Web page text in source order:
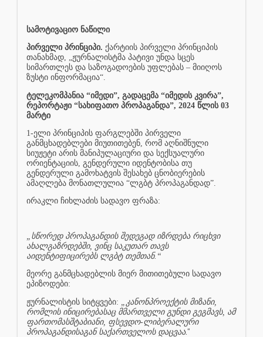
სამოტივაციო ნაწილი
პირველი პრინციპი. ქარტიის პირველი პრინციპის
თანახმად, „ჟურნალისტმა პატივი უნდა სცეს
სიმართლეს და საზოგადოების უფლებას – მიიღოს
ზუსტი ინფორმაცია“.
ტელეკომპანია “იმედი”, გადაცემა “იმედის კვირა”,
რეპორტაჟი “სახიფათო პროპაგანდა”, 2024 წლის 03
მარტი
1-ელი პრინციპის ფარგლებში პირველი
განმცხადებლები მიუთითებენ, რომ აღნიშნული
სიუჟეტი არის მანიპულაციური და სექსუალური
ორიენტაციის, გენდერული იდენტობისა თუ
გენდერული გამოხატვის შესახებ ცნობიერების
ამაღლება მონათლულია “ლგბტ პროპაგანდად”.
ირაკლი ჩიხლაძის სადავო ფრაზა:
„სწორედ პროპაგანდის შედეგად იზრდება რიცხვი
ახალგაზრდებში, ვინც საკუთარ თავს
აიდენტიფიცირებს ლგბტ თემთან.“
მეორე განმცხადებლის მიერ მითითებული სადავო
ეპიზოდები:
ჟურნალისტის სიტყვები:
„კანონპროექტის მიზანი,
რომლის ინიცირებასაც მმართველი გუნდი გეგმავს, ამ
ფართომასშტაბიანი, ფსევდო-ლიბერალური
პროპაგანდისაგან საქართველოს დაცვაა.“